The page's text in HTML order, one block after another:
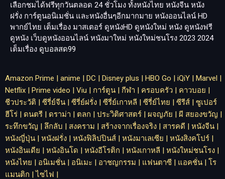
เลือกชมได้ฟรีทุกวันตลอด 24 ชั่วโมง ทั้งหนังไทย หนังจีน หนัง
ฝรั่ง การ์ตูนอนิเมชั่น และหนังอื่นๆอีกมากมาย หนังออนไลน์ HD
พากย์ไทย เต็มเรื่อง มาสเตอร์ ดูหนังHD ดูหนังใหม่ หนัง ดูหนังฟรี
ดูหนัง เว็บดูหนังออนไลน์ หนังมาใหม่ หนังใหม่ชนโรง 2023 2024
เต็มเรื่อง ดูบอลสด99
Amazon Prime | anime | DC | Disney plus | HBO Go | iQiY | Marvel |
Netflix | Prime video | Viu | การ์ตูน | กีฬา | ครอบครัว | คาวบอย |
ชีวประวัติ | ซีรี่ย์จีน | ซีรี่ย์ฝรั่ง | ซีรี่ย์เกาหลี | ซีรี่ย์ไทย | ซีรีส์ | ซูเปอร์
ฮีโร่ | ดนตรี | ดราม่า | ตลก | ประวิติศาสตร์ | ผจญภัย | ผี สยองขวัญ |
ระทึกขวัญ | ลึกลับ | สงคราม | สร้างจากเรื่องจริง | สารคดี | หนังจีน |
หนังญี่ปุ่น | หนังฝรั่ง | หนังฟิลิปปินส์ | หนังมาเลเซีย | หนังสิงคโปร์ |
หนังอินเดีย | หนังอินโด | หนังอีโรติก | หนังเกาหลี | หนังใหม่ชนโรง |
หนังไทย | อนิเมชั่น | อนิเมะ | อาชญกรรม | แฟนตาซี | แอคชั่น | โร
แมนติก |ไซไฟ |